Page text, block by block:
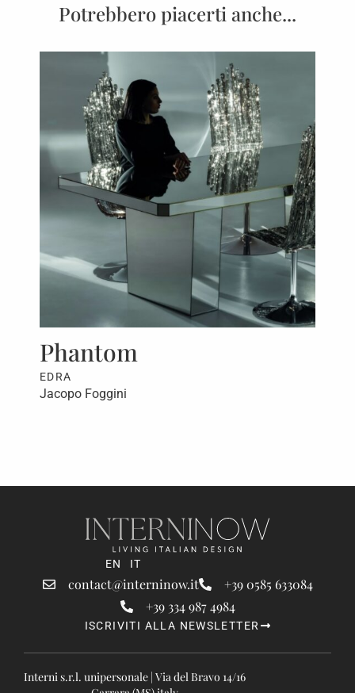
Potrebbero piacerti anche...
Phantom
EDRA
Jacopo Foggini
EN IT
contact@interninow.it
+39 0585 633084
+39 334 987 4984
ISCRIVITI ALLA NEWSLETTER
Interni s.r.l. unipersonale | Via del Bravo 14/16